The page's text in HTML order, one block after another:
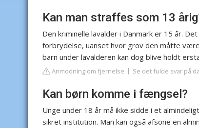
Kan man straffes som 13
Den kriminelle lavalder i Danmark er 15 år.
forbrydelse, uanset hvor grov den måtte
barn under lavalderen kan dog blive holdt
Anmodning om fjernelse Se det fulde svar på
Kan børn komme i fængsel?
Unge under 18 år må ikke sidde i et
sikret institution. Man kan også afsone en